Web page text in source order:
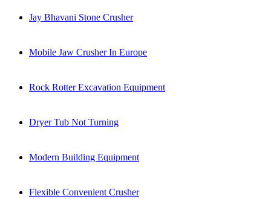
Jay Bhavani Stone Crusher
Mobile Jaw Crusher In Europe
Rock Rotter Excavation Equipment
Dryer Tub Not Turning
Modern Building Equipment
Flexible Convenient Crusher